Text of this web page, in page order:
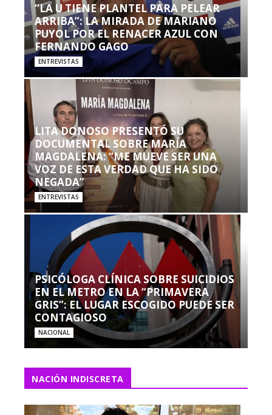
“LA U TIENE PLANTEL PARA PELEAR
ARRIBA”: LA MIRADA DE MARIANO
PUYOL POR EL RENACER AZUL CON
FERNANDO GAGO
ENTREVISTAS
LITA DONOSO PRESENTÓ SU
DOCUMENTAL SOBRE MARÍA
MAGDALENA: “ME MUEVE SER UNA
VOZ DE ESTA VERDAD QUE HA SIDO
NEGADA”
ENTREVISTAS
PSICÓLOGA CLÍNICA SOBRE SUICIDIOS
EN EL METRO EN LA “PRIMAVERA
GRIS”: EL LUGAR ESCOGIDO PUEDE SER
CONTAGIOSO
NACIONAL
NACIÓN INDISCRETA